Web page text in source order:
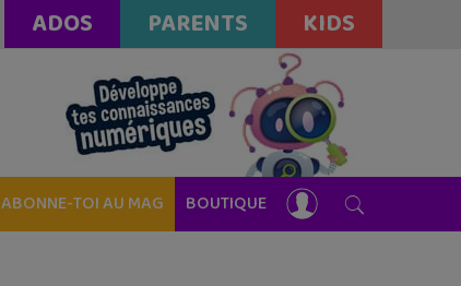
ADOS PARENTS KIDS
ABONNE-TOI AU MAG BOUTIQUE